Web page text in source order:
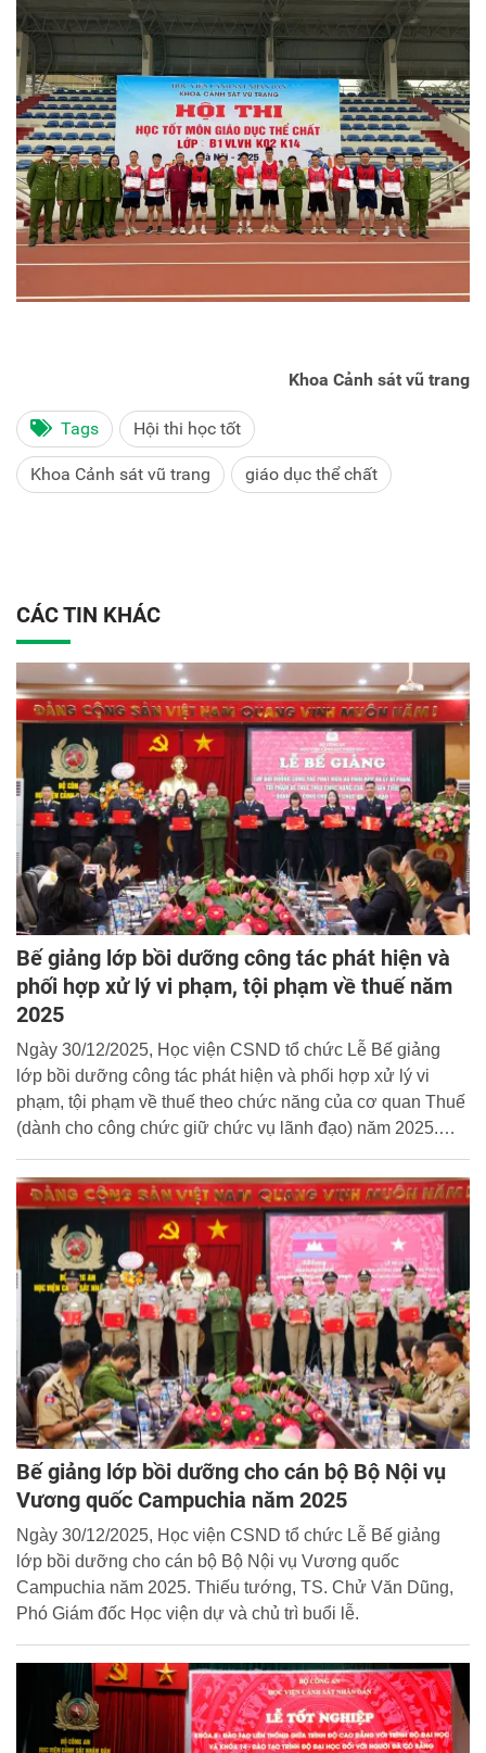
Khoa Cảnh sát vũ trang
Tags Hội thi học tốt
Khoa Cảnh sát vũ trang giáo dục thể chất
CÁC TIN KHÁC
Bế giảng lớp bồi dưỡng công tác phát hiện và
phối hợp xử lý vi phạm, tội phạm về thuế năm
2025
Ngày 30/12/2025, Học viện CSND tổ chức Lễ Bế giảng
lớp bồi dưỡng công tác phát hiện và phối hợp xử lý vi
phạm, tội phạm về thuế theo chức năng của cơ quan Thuế
(dành cho công chức giữ chức vụ lãnh đạo) năm 2025.
dự và chủ trì buổi lễ.
Bế giảng lớp bồi dưỡng cho cán bộ Bộ Nội vụ
Vương quốc Campuchia năm 2025
Ngày 30/12/2025, Học viện CSND tổ chức Lễ Bế giảng
lớp bồi dưỡng cho cán bộ Bộ Nội vụ Vương quốc
Campuchia năm 2025. Thiếu tướng, TS. Chử Văn Dũng,
Phó Giám đốc Học viện dự và chủ trì buổi lễ.